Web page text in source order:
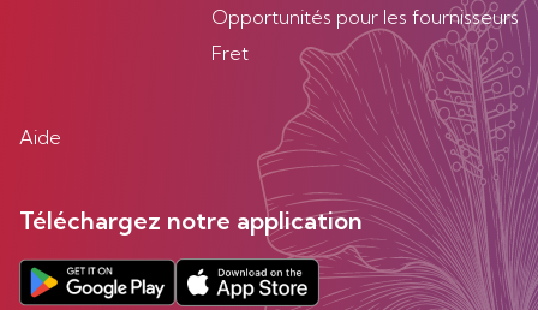
Opportunités pour les fournisseurs
Fret
Aide
Téléchargez notre application